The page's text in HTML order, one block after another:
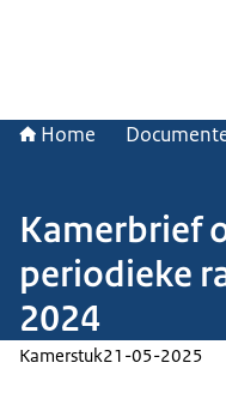
Home
Kamerbrief
periodieke
2024
Kamerstuk21-05-2025